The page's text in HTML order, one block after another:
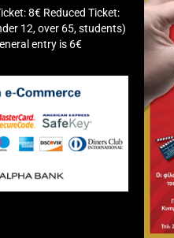
8€ Reduced Ticket:
12, over 65, students)
entry is 6€